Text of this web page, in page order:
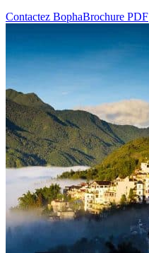
Contactez BophaBrochure PDF